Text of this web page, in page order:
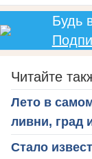
Будь
Читайте
Лето в
ливни, град
Стало